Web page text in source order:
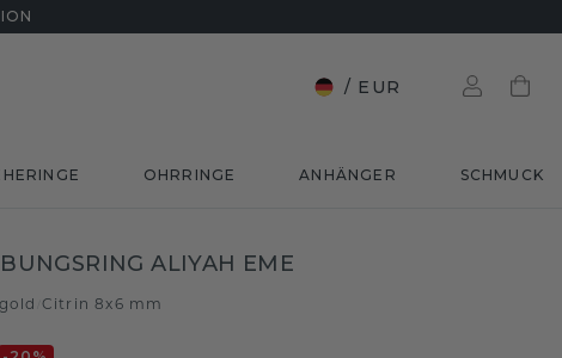
/ EUR
OHRRINGE ANHÄNGER SCHMUCK
ALIYAH EME
Citrin 8x6 mm